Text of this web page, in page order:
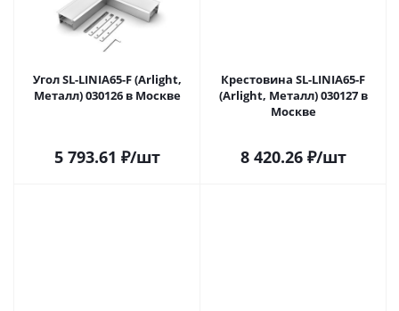
Угол SL-LINIA65-F (Arlight,
Металл) 030126 в Москве
5 793.61 ₽/шт
Крестовина SL-LINIA65-F
(Arlight, Металл) 030127 в
Москве
8 420.26₽/шт